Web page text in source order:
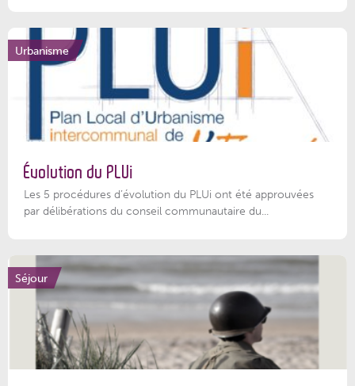
Urbanisme
Évolution du PLUi
Les 5 procédures d’évolution du PLUi ont été approuvées
par délibérations du conseil communautaire du...
Séjour